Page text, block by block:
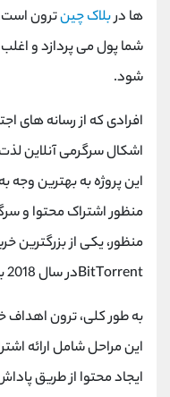
ها دربلاک چینترون
شود.
افرادی که از رسانه های
اشکال سرگرمی آنلاین
این پروژه به بهترین وجه
منظور اشتراک محتوا و
منظور، یکی از بزرگترین
BitTorrentدر سال 2018 بود.
به طور کلی، ترون اهداف
این مراحل شامل ارائه
ایجاد محتوا از طریق